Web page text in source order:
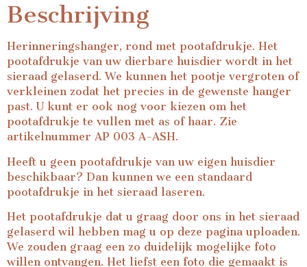
Beschrijving
Herinneringshanger, rond met pootafdrukje. Het
pootafdrukje van uw dierbare huisdier wordt in het
sieraad gelaserd. We kunnen het pootje vergroten of
verkleinen zodat het precies in de gewenste hanger
past. U kunt er ook nog voor kiezen om het
pootafdrukje te vullen met as of haar. Zie
artikelnummer AP 003 A-ASH.
Heeft u geen pootafdrukje van uw eigen huisdier
beschikbaar? Dan kunnen we een standaard
pootafdrukje in het sieraad laseren.
Het pootafdrukje dat u graag door ons in het sieraad
gelaserd wil hebben mag u op deze pagina uploaden.
We zouden graag een zo duidelijk mogelijke foto
willen ontvangen. Het liefst een foto die gemaakt is